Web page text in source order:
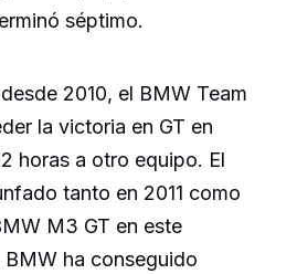
séptimo.
2010, el BMW Team
la victoria en GT en
horas a otro equipo. El
tanto en 2011 como
M3 GT en este
ha conseguido